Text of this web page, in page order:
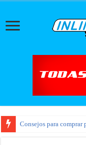
Consejos para